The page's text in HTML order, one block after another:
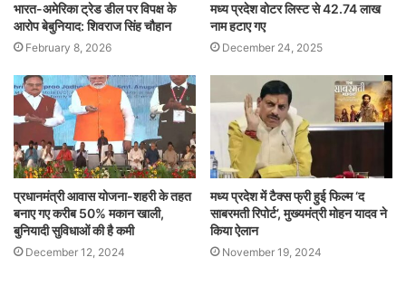
भारत-अमेरिका ट्रेड डील पर विपक्ष के
आरोप बेबुनियाद: शिवराज सिंह चौहान
February 8, 2026
मध्य प्रदेश वोटर लिस्ट से 42.74 लाख
नाम हटाए गए
December 24, 2025
प्रधानमंत्री आवास योजना-शहरी के तहत
बनाए गए करीब 50% मकान खाली,
बुनियादी सुविधाओं की है कमी
December 12, 2024
मध्य प्रदेश में टैक्स फ्री हुई फिल्म ‘द
साबरमती रिपोर्ट’, मुख्यमंत्री मोहन यादव ने
किया ऐलान
November 19, 2024